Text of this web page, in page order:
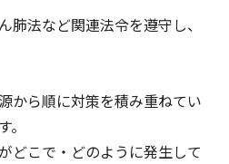
肺法など関連法令を遵守し、
から順に対策を積み重ねてい
どこで・どのように発生して